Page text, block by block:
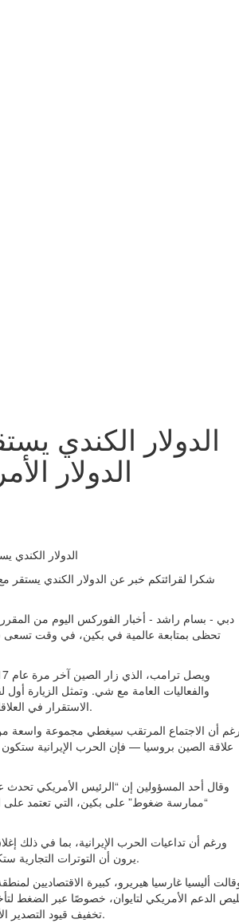
الدولار الكندي
الدولار
شكرا لقرائتكم خبر عن الدولار الكندي يستقر
دبي - بسام راشد - أخبار الفوركس اليوم من
تحظى بمتابعة عالمية في بكين، في وقت تسعى
والفعاليات العامة مع شي. وتمثل الزيارة
الاستقرار في العلاقات المتوترة بسبب الرسوم الجمركية وقيود تصدير المعادن والخلافات الأخرى.
أن الاجتماع المرتقب سيغطي مجموعة واسعة من
علاقة الصين بروسيا — فإن الحرب الإيرانية
وقال أحد المسؤولين إن “الرئيس الأمريكي تحدث
“ممارسة ضغوط” على بكين، التي تعتمد على
ورغم أن تداعيات الحرب الإيرانية، بما في ذلك
يرون أن التوترات التجارية ستكون محور المحادثات عندما يجلس ترامب وشي معًا في قاعة الشعب الكبرى.
أليسيا غارسيا هيريرو، كبيرة الاقتصاديين
الدعم الأمريكي لتايوان، خصوصًا عبر الضغط
تخفيف قيود التصدير الأمريكية على التكنولوجيا المتقدمة وحماية موقعها في سلاسل الإمداد العالمية.